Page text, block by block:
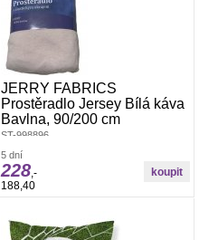
JERRY FABRICS
Prostěradlo Jersey Bílá káva
Bavlna, 90/200 cm
ST-998896
5 dní
228,-
188,40